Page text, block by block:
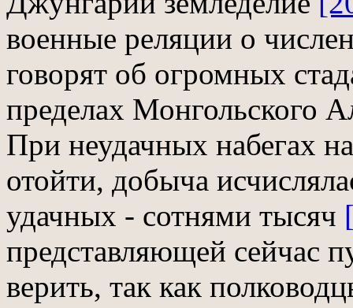
военные реляции о
говорят об огромных
пределах Монгольского
При неудачных набегах
отойти, добыча
удачных - сотнями тысяч
представляющей сейчас
верить, так как